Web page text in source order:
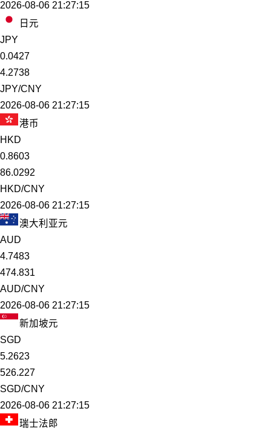
2026-08-06 21:27:15
日元
JPY
0.0427
4.2738
JPY/CNY
2026-08-06 21:27:15
港币
HKD
0.8603
86.0292
HKD/CNY
2026-08-06 21:27:15
澳大利亚元
AUD
4.7483
474.831
AUD/CNY
2026-08-06 21:27:15
新加坡元
SGD
5.2623
526.227
SGD/CNY
2026-08-06 21:27:15
瑞士法郎